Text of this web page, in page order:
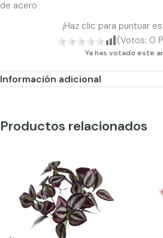
de acero
¡Haz clic para puntuar
(Votos: 0
Ya has votado este
Información adicional
Productos relacionados